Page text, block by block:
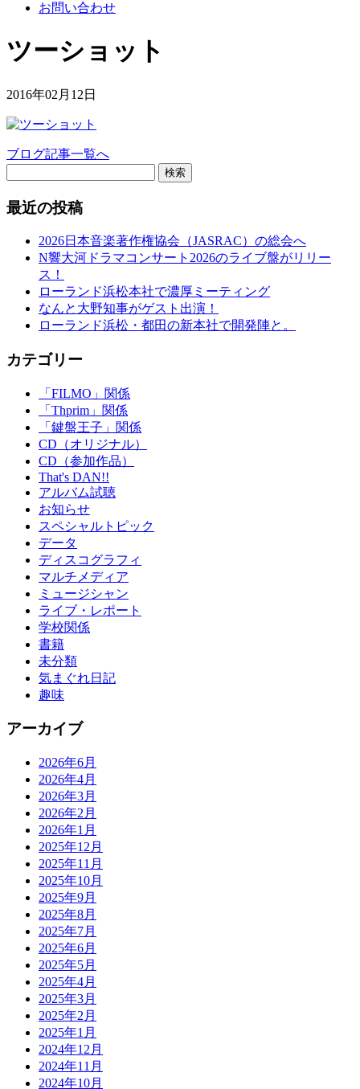
お問い合わせ
ツーショット
2016年02月12日
ブログ記事一覧へ
検索
最近の投稿
2026日本音楽著作権協会（JASRAC）の総会へ
N響大河ドラマコンサート2026のライブ盤がリリー
ス！
ローランド浜松本社で濃厚ミーティング
なんと大野知事がゲスト出演！
ローランド浜松・都田の新本社で開発陣と。
カテゴリー
「FILMO」関係
「Thprim」関係
「鍵盤王子」関係
CD（オリジナル）
CD（参加作品）
That's DAN!!
アルバム試聴
お知らせ
スペシャルトピック
データ
ディスコグラフィ
マルチメディア
ミュージシャン
ライブ・レポート
学校関係
書籍
未分類
気まぐれ日記
趣味
アーカイブ
2026年6月
2026年4月
2026年3月
2026年2月
2026年1月
2025年12月
2025年11月
2025年10月
2025年9月
2025年8月
2025年7月
2025年6月
2025年5月
2025年4月
2025年3月
2025年2月
2025年1月
2024年12月
2024年11月
2024年10月